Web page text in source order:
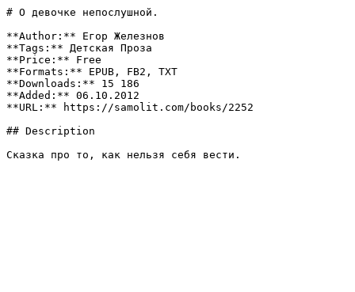
# О девочке непослушной.
**Author:** Егор Железнов
**Tags:** Детская Проза
**Price:** Free
**Formats:** EPUB, FB2, TXT
**Downloads:** 15 186
**Added:** 06.10.2012
**URL:** https://samolit.com/books/2252
## Description
Сказка про то, как нельзя себя вести.